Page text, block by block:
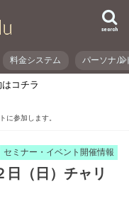
search
料金システム パーソナル
コチラ
に参加します。
セミナー・イベント開催情報
（日）チャリ